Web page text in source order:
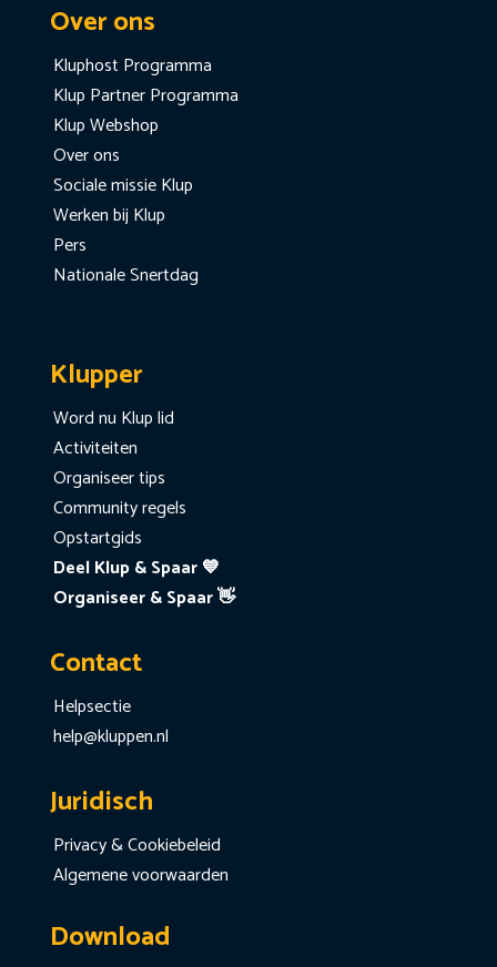
Over ons
Kluphost Programma
Klup Partner Programma
Klup Webshop
Over ons
Sociale missie Klup
Werken bij Klup
Pers
Nationale Snertdag
Klupper
Word nu Klup lid
Activiteiten
Organiseer tips
Community regels
Opstartgids
Deel Klup & Spaar 💙
Organiseer & Spaar 👋
Contact
Helpsectie
help@kluppen.nl
Juridisch
Privacy & Cookiebeleid
Algemene voorwaarden
Download